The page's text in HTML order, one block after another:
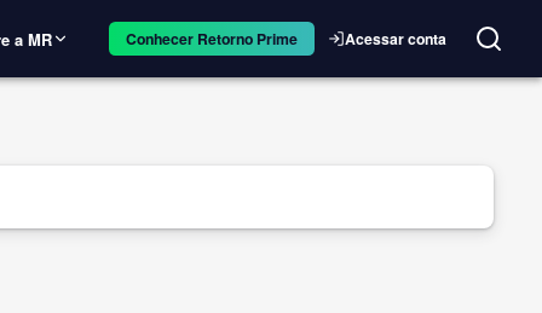
a MR Conhecer Retorno Prime Acessar conta